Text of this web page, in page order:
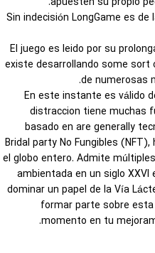
Sin indecisión LongGame es
El juego es leido por su
existe desarrollando some sort
de numerosas
En este instante es válido
distraccion tiene muchas
basado en are generally
Bridal party No Fungibles
el globo entero. Admite
ambientada en un siglo XXVI
dominar un papel de la Vía
formar parte sobre
momento en tu